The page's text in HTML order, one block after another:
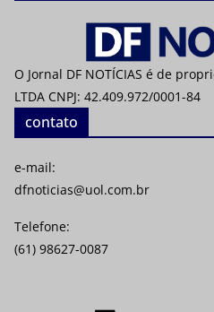
O Jornal DF NOTÍCIAS é de
LTDA CNPJ: 42.409.972/0001-84
contato
e-mail:
dfnoticias@uol.com.br
Telefone:
(61) 98627-0087